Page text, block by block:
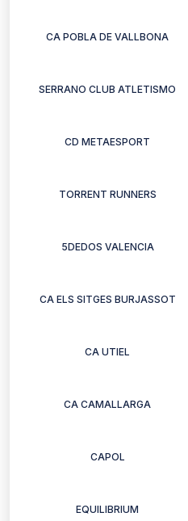
CA POBLA DE VALLBONA
SERRANO CLUB ATLETISMO
CD METAESPORT
TORRENT RUNNERS
5DEDOS VALENCIA
CA ELS SITGES BURJASSOT
CA UTIEL
CA CAMALLARGA
CAPOL
EQUILIBRIUM